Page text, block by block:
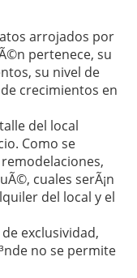
arrojados por
pertenece, su
su nivel de
crecimientos en
del local
Como se
cuales serÃ¡n
del local y el
exclusividad,
no se permite